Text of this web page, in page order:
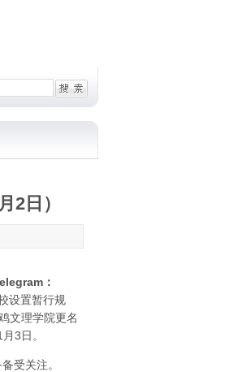
2日）
：
设置暂行规
文理学院更名
3日。
受关注。